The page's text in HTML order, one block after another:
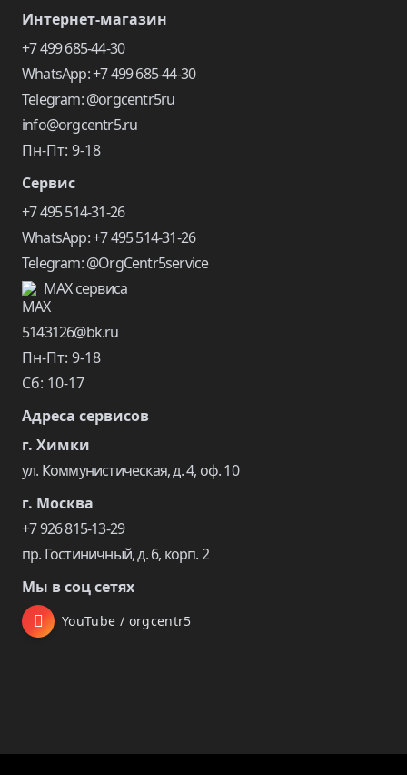
Интернет-магазин
+7 499 685-44-30
WhatsApp: +7 499 685-44-30
Telegram: @orgcentr5ru
info@orgcentr5.ru
Пн-Пт: 9-18
Сервис
+7 495 514-31-26
WhatsApp: +7 495 514-31-26
Telegram: @OrgCentr5service
MAX сервиса
5143126@bk.ru
Пн-Пт: 9-18
Сб: 10-17
Адреса сервисов
г. Химки
ул. Коммунистическая, д. 4, оф. 10
г. Москва
+7 926 815-13-29
пр. Гостиничный, д. 6, корп. 2
Мы в соц сетях
YouTube / orgcentr5